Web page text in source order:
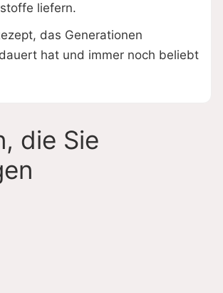
liefern.
das Generationen
hat und immer noch beliebt
die Sie